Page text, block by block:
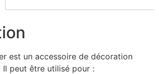
est un accessoire de décoration
peut être utilisé pour :